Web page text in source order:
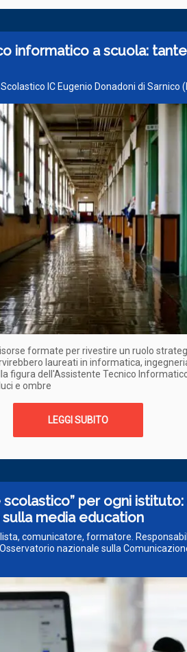
informatico a scuola:
IC Eugenio Donadoni di Sarnico
formate per rivestire un ruolo
laureati in informatica,
figura dell'Assistente Tecnico
e ombre
LEGGI SUBITO
scolastico” per ogni
media education
comunicatore, formatore.
nazionale sulla